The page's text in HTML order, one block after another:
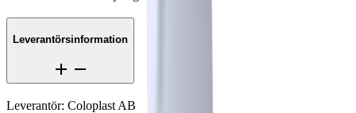
Leverantörsinformation
Leverantör: Coloplast AB